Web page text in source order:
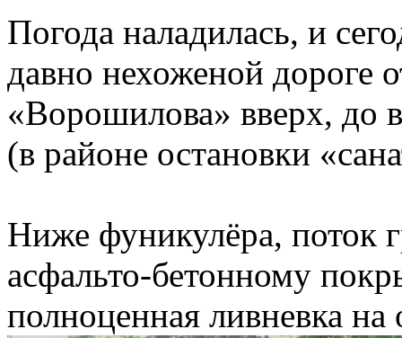
Погода наладилась, и
давно нехоженой дороге
«Ворошилова» вверх, до
(в районе остановки
Ниже фуникулёра, поток
асфальто-бетонному
полноценная ливневка на